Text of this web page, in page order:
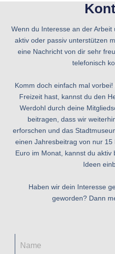
Wenn du Interesse an der
aktiv oder passiv unterstützen
eine Nachricht von dir sehr
telefonisch
Komm doch einfach mal
Freizeit hast, kannst du den
Werdohl durch deine
beitragen, dass wir
erforschen und das
einen Jahresbeitrag von nur
Euro im Monat, kannst du
Ideen
Haben wir dein Interesse
geworden? Dann